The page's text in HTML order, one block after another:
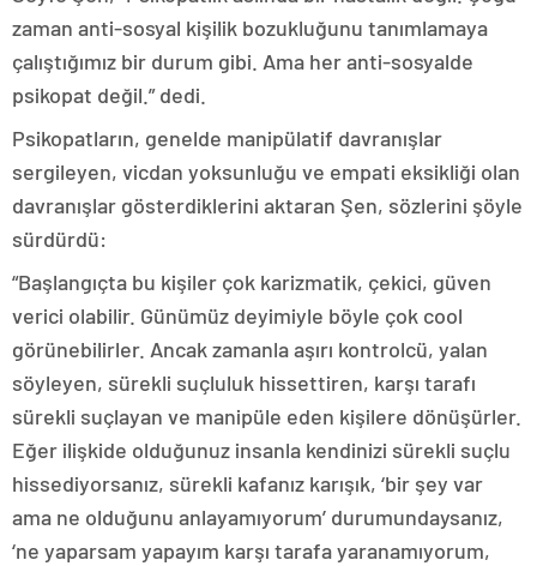
zaman anti-sosyal kişilik bozukluğunu tanımlamaya
çalıştığımız bir durum gibi. Ama her anti-sosyalde
psikopat değil.” dedi.
Psikopatların, genelde manipülatif davranışlar
sergileyen, vicdan yoksunluğu ve empati eksikliği olan
davranışlar gösterdiklerini aktaran Şen, sözlerini şöyle
sürdürdü:
“Başlangıçta bu kişiler çok karizmatik, çekici, güven
verici olabilir. Günümüz deyimiyle böyle çok cool
görünebilirler. Ancak zamanla aşırı kontrolcü, yalan
söyleyen, sürekli suçluluk hissettiren, karşı tarafı
sürekli suçlayan ve manipüle eden kişilere dönüşürler.
Eğer ilişkide olduğunuz insanla kendinizi sürekli suçlu
hissediyorsanız, sürekli kafanız karışık, ‘bir şey var
ama ne olduğunu anlayamıyorum’ durumundaysanız,
‘ne yaparsam yapayım karşı tarafa yaranamıyorum,